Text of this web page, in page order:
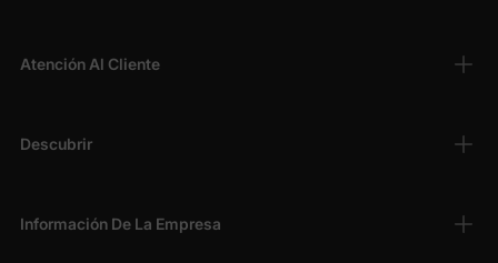
Atención Al Cliente
Descubrir
Información De La Empresa